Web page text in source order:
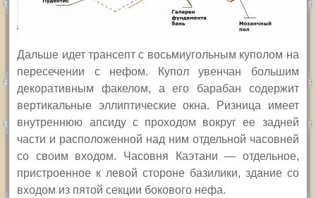
Дальше идет трансепт с восьмиугольным куполом на
пересечении с нефом. Купол увенчан большим
декоративным факелом, а его барабан содержит
вертикальные эллиптические окна. Ризница имеет
внутреннюю апсиду с проходом вокруг ее задней
части и расположенной над ним отдельной часовней
со своим входом. Часовня Каэтани — отдельное,
пристроенное к левой стороне базилики, здание со
входом из пятой секции бокового нефа.